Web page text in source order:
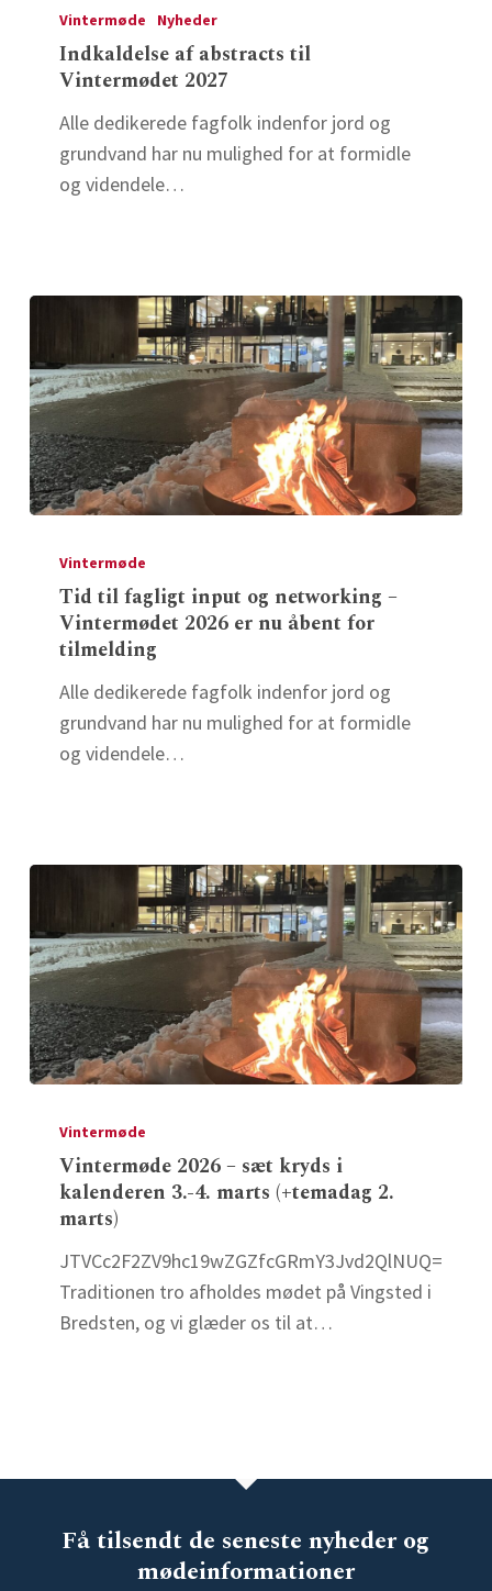
abstracts
Vintermødet
Vintermøde Nyheder
Indkaldelse af abstracts til
Vintermødet 2027
Alle dedikerede fagfolk indenfor jord og
grundvand har nu mulighed for at formidle
og videndele…
fagligt
input
networking
Vintermødet
åbent
tilmelding
Vintermøde
Tid til fagligt input og networking –
Vintermødet 2026 er nu åbent for
tilmelding
Alle dedikerede fagfolk indenfor jord og
grundvand har nu mulighed for at formidle
og videndele…
2026
kryds
kalenderen
3.-4.
Vintermøde
Vintermøde 2026 – sæt kryds i
kalenderen 3.-4. marts (+temadag 2.
marts)
JTVCc2F2ZV9hc19wZGZfcGRmY3Jvd2QlNUQ=
Traditionen tro afholdes mødet på Vingsted i
Bredsten, og vi glæder os til at…
Få tilsendt de seneste nyheder og
mødeinformationer